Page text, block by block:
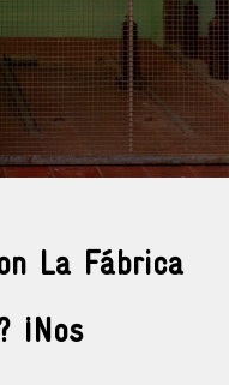
La Fábrica
¡Nos